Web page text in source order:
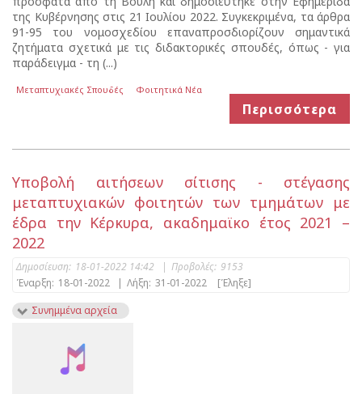
της Κυβέρνησης στις 21 Ιουλίου 2022. Συγκεκριμένα, τα άρθρα
91-95 του νομοσχεδίου επαναπροσδιορίζουν σημαντικά
ζητήματα σχετικά με τις διδακτορικές σπουδές, όπως - για
παράδειγμα - τη (...)
Μεταπτυχιακές Σπουδές Φοιτητικά Νέα
Περισσότερα
Υποβολή αιτήσεων σίτισης - στέγασης
μεταπτυχιακών φοιτητών των τμημάτων με
έδρα την Κέρκυρα, ακαδημαϊκο έτος 2021 –
2022
Δημοσίευση: 18-01-2022 14:42 | Προβολές: 9153
Έναρξη: 18-01-2022 | Λήξη: 31-01-2022
[Έληξε]
Συνημμένα αρχεία